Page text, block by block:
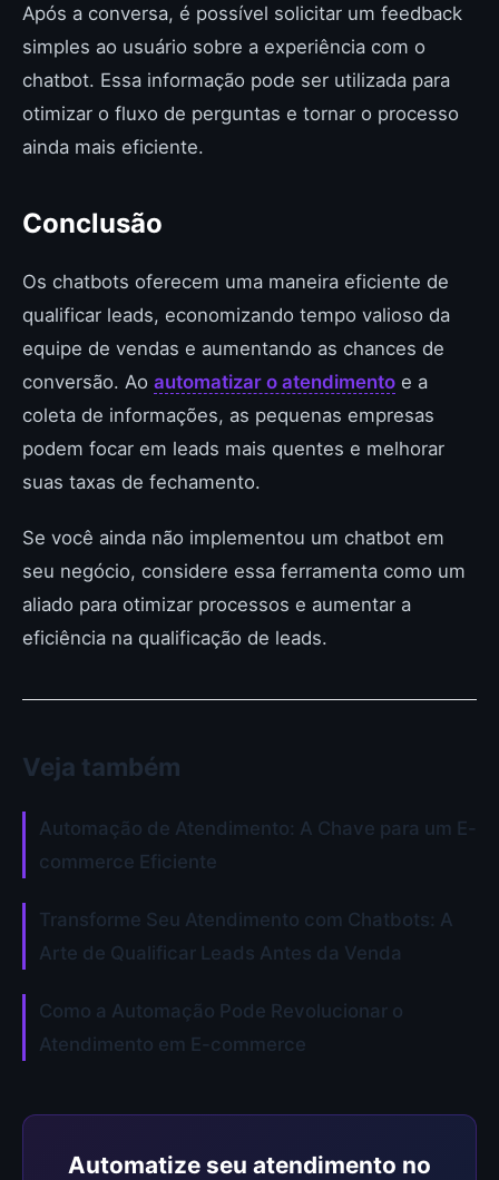
Após a conversa, é possível solicitar um feedback
simples ao usuário sobre a experiência com o
chatbot. Essa informação pode ser utilizada para
otimizar o fluxo de perguntas e tornar o processo
ainda mais eficiente.
Conclusão
Os chatbots oferecem uma maneira eficiente de
qualificar leads, economizando tempo valioso da
equipe de vendas e aumentando as chances de
conversão. Ao automatizar o atendimento e a
coleta de informações, as pequenas empresas
podem focar em leads mais quentes e melhorar
suas taxas de fechamento.
Se você ainda não implementou um chatbot em
seu negócio, considere essa ferramenta como um
aliado para otimizar processos e aumentar a
eficiência na qualificação de leads.
Veja também
Automação de Atendimento: A Chave para um E-
commerce Eficiente
Transforme Seu Atendimento com Chatbots: A
Arte de Qualificar Leads Antes da Venda
Como a Automação Pode Revolucionar o
Atendimento em E-commerce
Automatize seu atendimento no